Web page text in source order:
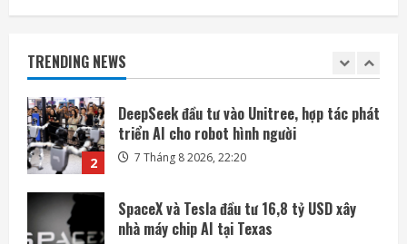
TRENDING NEWS
2
DeepSeek đầu tư vào Unitree, hợp tác phát
3
SpaceX và Tesla đầu tư 16,8 tỷ USD xây
nhà máy chip AI tại Texas
7 Tháng 8 2026, 18:00
Ba công ty điển hình phát triển công nghệ
trồng cây trên Mặt Trăng